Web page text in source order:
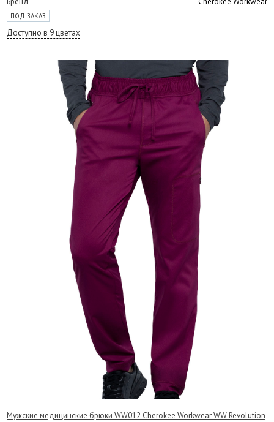
ПОД ЗАКАЗ
Доступно в 9 цветах
Мужские медицинские брюки WW012 Cherokee Workwear WW Revolution